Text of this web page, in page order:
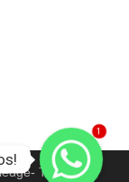
Todos los
1